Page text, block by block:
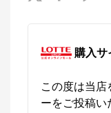
購入サ
この度は当店
ーをご投稿い